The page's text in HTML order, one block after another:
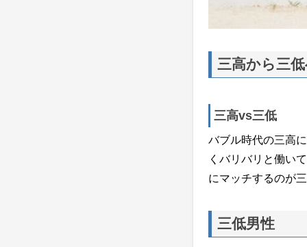
三高から三
三高vs三低
バブル時代の三高
くバリバリと働い
にマッチするのが
三低男性